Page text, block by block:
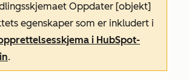
Oppdater [objekt]
egenskaper som er inkludert i
i HubSpot-
.